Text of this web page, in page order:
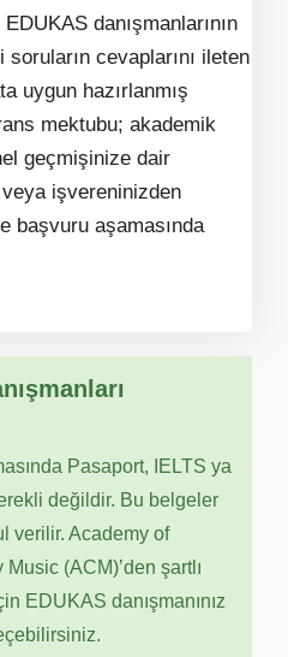
danışmanlarının
cevaplarını ileten
uygun hazırlanmış
mektubu; akademik
geçmişinize dair
veya işvereninizden
başvuru aşamasında
Pasaport, IELTS ya
değildir. Bu belgeler
verilir. Academy of
(ACM)’den şartlı
EDUKAS danışmanınız